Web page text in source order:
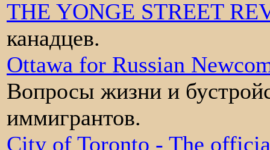
THE YONGE STREET
канадцев.
Ottawa for Russian
Вопросы жизни и
иммигрантов.
City of Toronto - The